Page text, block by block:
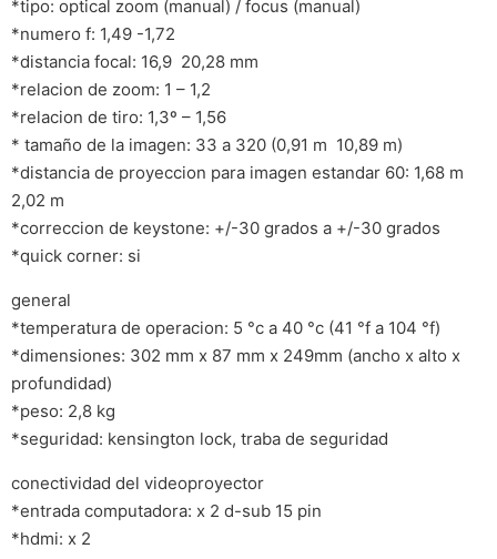
*tipo: optical zoom (manual) / focus (manual)
*numero f: 1,49 -1,72
*distancia focal: 16,9  20,28 mm
*relacion de zoom: 1 – 1,2
*relacion de tiro: 1,3º – 1,56
* tamaño de la imagen: 33 a 320 (0,91 m  10,89 m)
*distancia de proyeccion para imagen estandar 60: 1,68 m 
2,02 m
*correccion de keystone: +/-30 grados a +/-30 grados
*quick corner: si
general
*temperatura de operacion: 5 °c a 40 °c (41 °f a 104 °f)
*dimensiones: 302 mm x 87 mm x 249mm (ancho x alto x
profundidad)
*peso: 2,8 kg
*seguridad: kensington lock, traba de seguridad
conectividad del videoproyector
*entrada computadora: x 2 d-sub 15 pin
*hdmi: x 2